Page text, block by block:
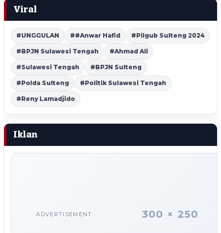
Viral
#UNGGULAN ##Anwar Hafid #Pilgub Sulteng 2024
#BPJN Sulawesi Tengah #Ahmad Ali
#Sulawesi Tengah #BPJN Sulteng
#Polda Sulteng #Politik Sulawesi Tengah
#Reny Lamadjido
Iklan
ADVERTISEMENT 300 × 250